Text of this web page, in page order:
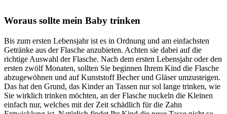
Woraus sollte mein Baby trinken
Bis zum ersten Lebensjahr ist es in Ordnung und am einfachsten
Getränke aus der Flasche anzubieten. Achten sie dabei auf die
richtige Auswahl der Flasche. Nach dem ersten Lebensjahr oder den
ersten zwölf Monaten, sollten Sie beginnen Ihrem Kind die Flasche
abzugewöhnen und auf Kunststoff Becher und Gläser umzusteigen.
Das hat den Grund, das Kinder an Tassen nur sol lange trinken, wie
Sie wirklich trinken möchten, an der Flasche nuckeln die Kleinen
einfach nur, welches mit der Zeit schädlich für die Zahn